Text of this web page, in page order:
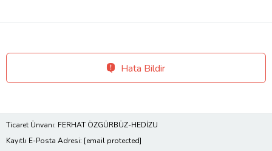
Hata Bildir
Ticaret Ünvanı: FERHAT ÖZGÜRBÜZ-HEDİZU
Kayıtlı E-Posta Adresi: [email protected]